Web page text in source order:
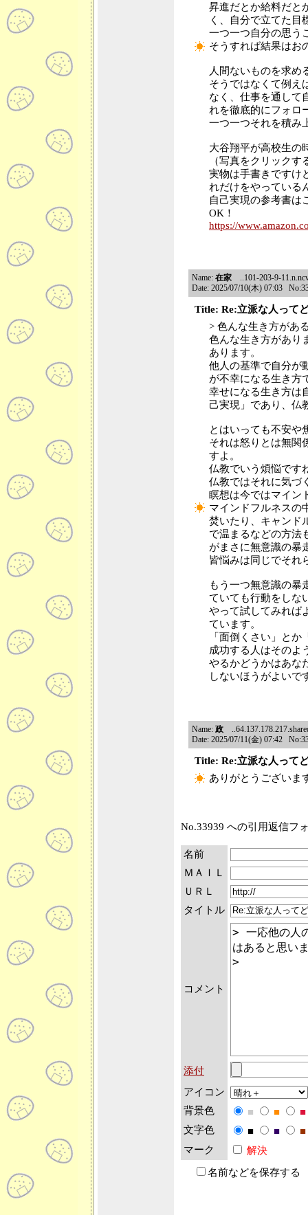
昇進だとか給料だと
く、自分で立てた目
一つ一つ自分の思う
そうすれば結果はお
人間ないものを求め
そうではなくて例え
なく、仕事を通して
れを徹底的にフォロ
一つ一つそれを積み
大谷翔平が高校生の
（写真をクリックす
実物は手書きですけ
れだけをやっている
自己実現の参考書は
OK！
https://
Name: 在家 ..101-203-9-
Date: 2025/07/10(木) 07:03
Title: Re:立派な人って
> 色んな生き方があ
色んな生き方があり
あります。
他人の基準で自分が
が不幸になる生き方
幸せになる生き方は
己実現」であり、仏
とはいっても不安や
それは怒りとは無関
すよ。
仏教でいう煩悩です
仏教ではそれに気づ
瞑想は今ではマイン
マインドフルネスの
焚いたり、キャンド
で温まるなどの方法
がまさに無意識の暴
皆悩みは同じでそれ
もう一つ無意識の暴
ていても行動をしな
やって試してみれば
ています。
「面倒くさい」と
成功する人はそのよ
やるかどうかはあな
しないほうがよいで
Name: 政
Date: 2025/07/11(金) 07:42
Title: Re:立派な人って
ありがとうございま
No.33939 への引用返信フ
名前
ＭＡＩＬ
ＵＲＬ
タイトル
コメント
添付
アイコン
背景色
■ ■
■
文字色
■ ■
■
マーク
解決
名前などを保存する